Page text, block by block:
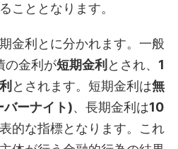
こととなります。
金利とに分かれます。一般
の金利が短期金利 とされ、 1
とされます。短期金利は無
バーナイト)、長期金利は10
的な指標となります。これ